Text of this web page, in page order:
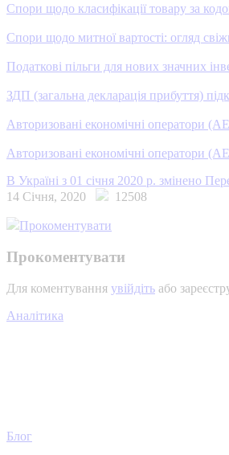
Спори щодо класифікації товару за
Спори щодо митної вартості: огляд
Податкові пільги для нових значних
ЗДП (загальна декларація прибуття)
Авторизовані економічні оператори
Авторизовані економічні оператори
В Україні з 01 січня 2020 р. змінено
14 Січня, 2020
12508
Прокоментувати
Прокоментувати
Для коментування увійдіть або
Аналітика
Блог